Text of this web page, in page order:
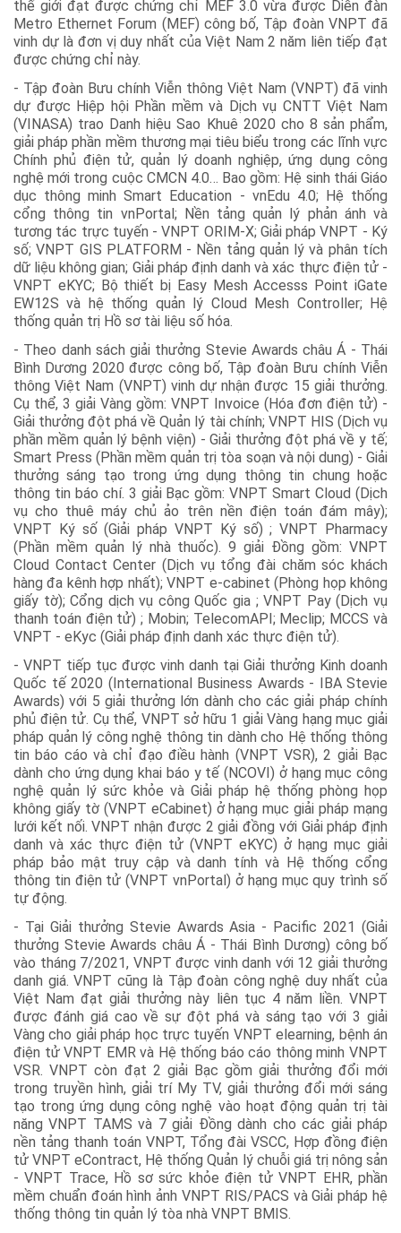
thế giới đạt được chứng chỉ MEF 3.0 vừa được Diễn đàn
Metro Ethernet Forum (MEF) công bố, Tập đoàn VNPT đã
vinh dự là đơn vị duy nhất của Việt Nam 2 năm liên tiếp đạt
được chứng chỉ này.
- Tập đoàn Bưu chính Viễn thông Việt Nam (VNPT) đã vinh
dự được Hiệp hội Phần mềm và Dịch vụ CNTT Việt Nam
(VINASA) trao Danh hiệu Sao Khuê 2020 cho 8 sản phẩm,
giải pháp phần mềm thương mại tiêu biểu trong các lĩnh vực
Chính phủ điện tử, quản lý doanh nghiệp, ứng dụng công
nghệ mới trong cuộc CMCN 4.0… Bao gồm: Hệ sinh thái Giáo
dục thông minh Smart Education - vnEdu 4.0; Hệ thống
cổng thông tin vnPortal; Nền tảng quản lý phản ánh và
tương tác trực tuyến - VNPT ORIM-X; Giải pháp VNPT - Ký
số; VNPT GIS PLATFORM - Nền tảng quản lý và phân tích
dữ liệu không gian; Giải pháp định danh và xác thực điện tử -
VNPT eKYC; Bộ thiết bị Easy Mesh Accesss Point iGate
EW12S và hệ thống quản lý Cloud Mesh Controller; Hệ
thống quản trị Hồ sơ tài liệu số hóa.
- Theo danh sách giải thưởng Stevie Awards châu Á - Thái
Bình Dương 2020 được công bố, Tập đoàn Bưu chính Viễn
thông Việt Nam (VNPT) vinh dự nhận được 15 giải thưởng.
Cụ thể, 3 giải Vàng gồm: VNPT Invoice (Hóa đơn điện tử) -
Giải thưởng đột phá về Quản lý tài chính; VNPT HIS (Dịch vụ
phần mềm quản lý bệnh viện) - Giải thưởng đột phá về y tế;
Smart Press (Phần mềm quản trị tòa soạn và nội dung) - Giải
thưởng sáng tạo trong ứng dụng thông tin chung hoặc
thông tin báo chí. 3 giải Bạc gồm: VNPT Smart Cloud (Dịch
vụ cho thuê máy chủ ảo trên nền điện toán đám mây);
VNPT Ký số (Giải pháp VNPT Ký số) ; VNPT Pharmacy
(Phần mềm quản lý nhà thuốc). 9 giải Đồng gồm: VNPT
Cloud Contact Center (Dịch vụ tổng đài chăm sóc khách
hàng đa kênh hợp nhất); VNPT e-cabinet (Phòng họp không
giấy tờ); Cổng dịch vụ công Quốc gia ; VNPT Pay (Dịch vụ
thanh toán điện tử) ; Mobin; TelecomAPI; Meclip; MCCS và
VNPT - eKyc (Giải pháp định danh xác thực điện tử).
- VNPT tiếp tục được vinh danh tại Giải thưởng Kinh doanh
Quốc tế 2020 (International Business Awards - IBA Stevie
Awards) với 5 giải thưởng lớn dành cho các giải pháp chính
phủ điện tử. Cụ thể, VNPT sở hữu 1 giải Vàng hạng mục giải
pháp quản lý công nghệ thông tin dành cho Hệ thống thông
tin báo cáo và chỉ đạo điều hành (VNPT VSR), 2 giải Bạc
dành cho ứng dụng khai báo y tế (NCOVI) ở hạng mục công
nghệ quản lý sức khỏe và Giải pháp hệ thống phòng họp
không giấy tờ (VNPT eCabinet) ở hạng mục giải pháp mạng
lưới kết nối. VNPT nhận được 2 giải đồng với Giải pháp định
danh và xác thực điện tử (VNPT eKYC) ở hạng mục giải
pháp bảo mật truy cập và danh tính và Hệ thống cổng
thông tin điện tử (VNPT vnPortal) ở hạng mục quy trình số
tự động.
- Tại Giải thưởng Stevie Awards Asia - Pacific 2021 (Giải
thưởng Stevie Awards châu Á - Thái Bình Dương) công bố
vào tháng 7/2021, VNPT được vinh danh với 12 giải thưởng
danh giá. VNPT cũng là Tập đoàn công nghệ duy nhất của
Việt Nam đạt giải thưởng này liên tục 4 năm liền. VNPT
được đánh giá cao về sự đột phá và sáng tạo với 3 giải
Vàng cho giải pháp học trực tuyến VNPT elearning, bệnh án
điện tử VNPT EMR và Hệ thống báo cáo thông minh VNPT
VSR. VNPT còn đạt 2 giải Bạc gồm giải thưởng đổi mới
trong truyền hình, giải trí My TV, giải thưởng đổi mới sáng
tạo trong ứng dụng công nghệ vào hoạt động quản trị tài
năng VNPT TAMS và 7 giải Đồng dành cho các giải pháp
nền tảng thanh toán VNPT, Tổng đài VSCC, Hợp đồng điện
tử VNPT eContract, Hệ thống Quản lý chuỗi giá trị nông sản
- VNPT Trace, Hồ sơ sức khỏe điện tử VNPT EHR, phần
mềm chuẩn đoán hình ảnh VNPT RIS/PACS và Giải pháp hệ
thống thông tin quản lý tòa nhà VNPT BMIS.